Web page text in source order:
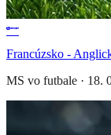
Francúzsko -
MS vo futbale · 18.